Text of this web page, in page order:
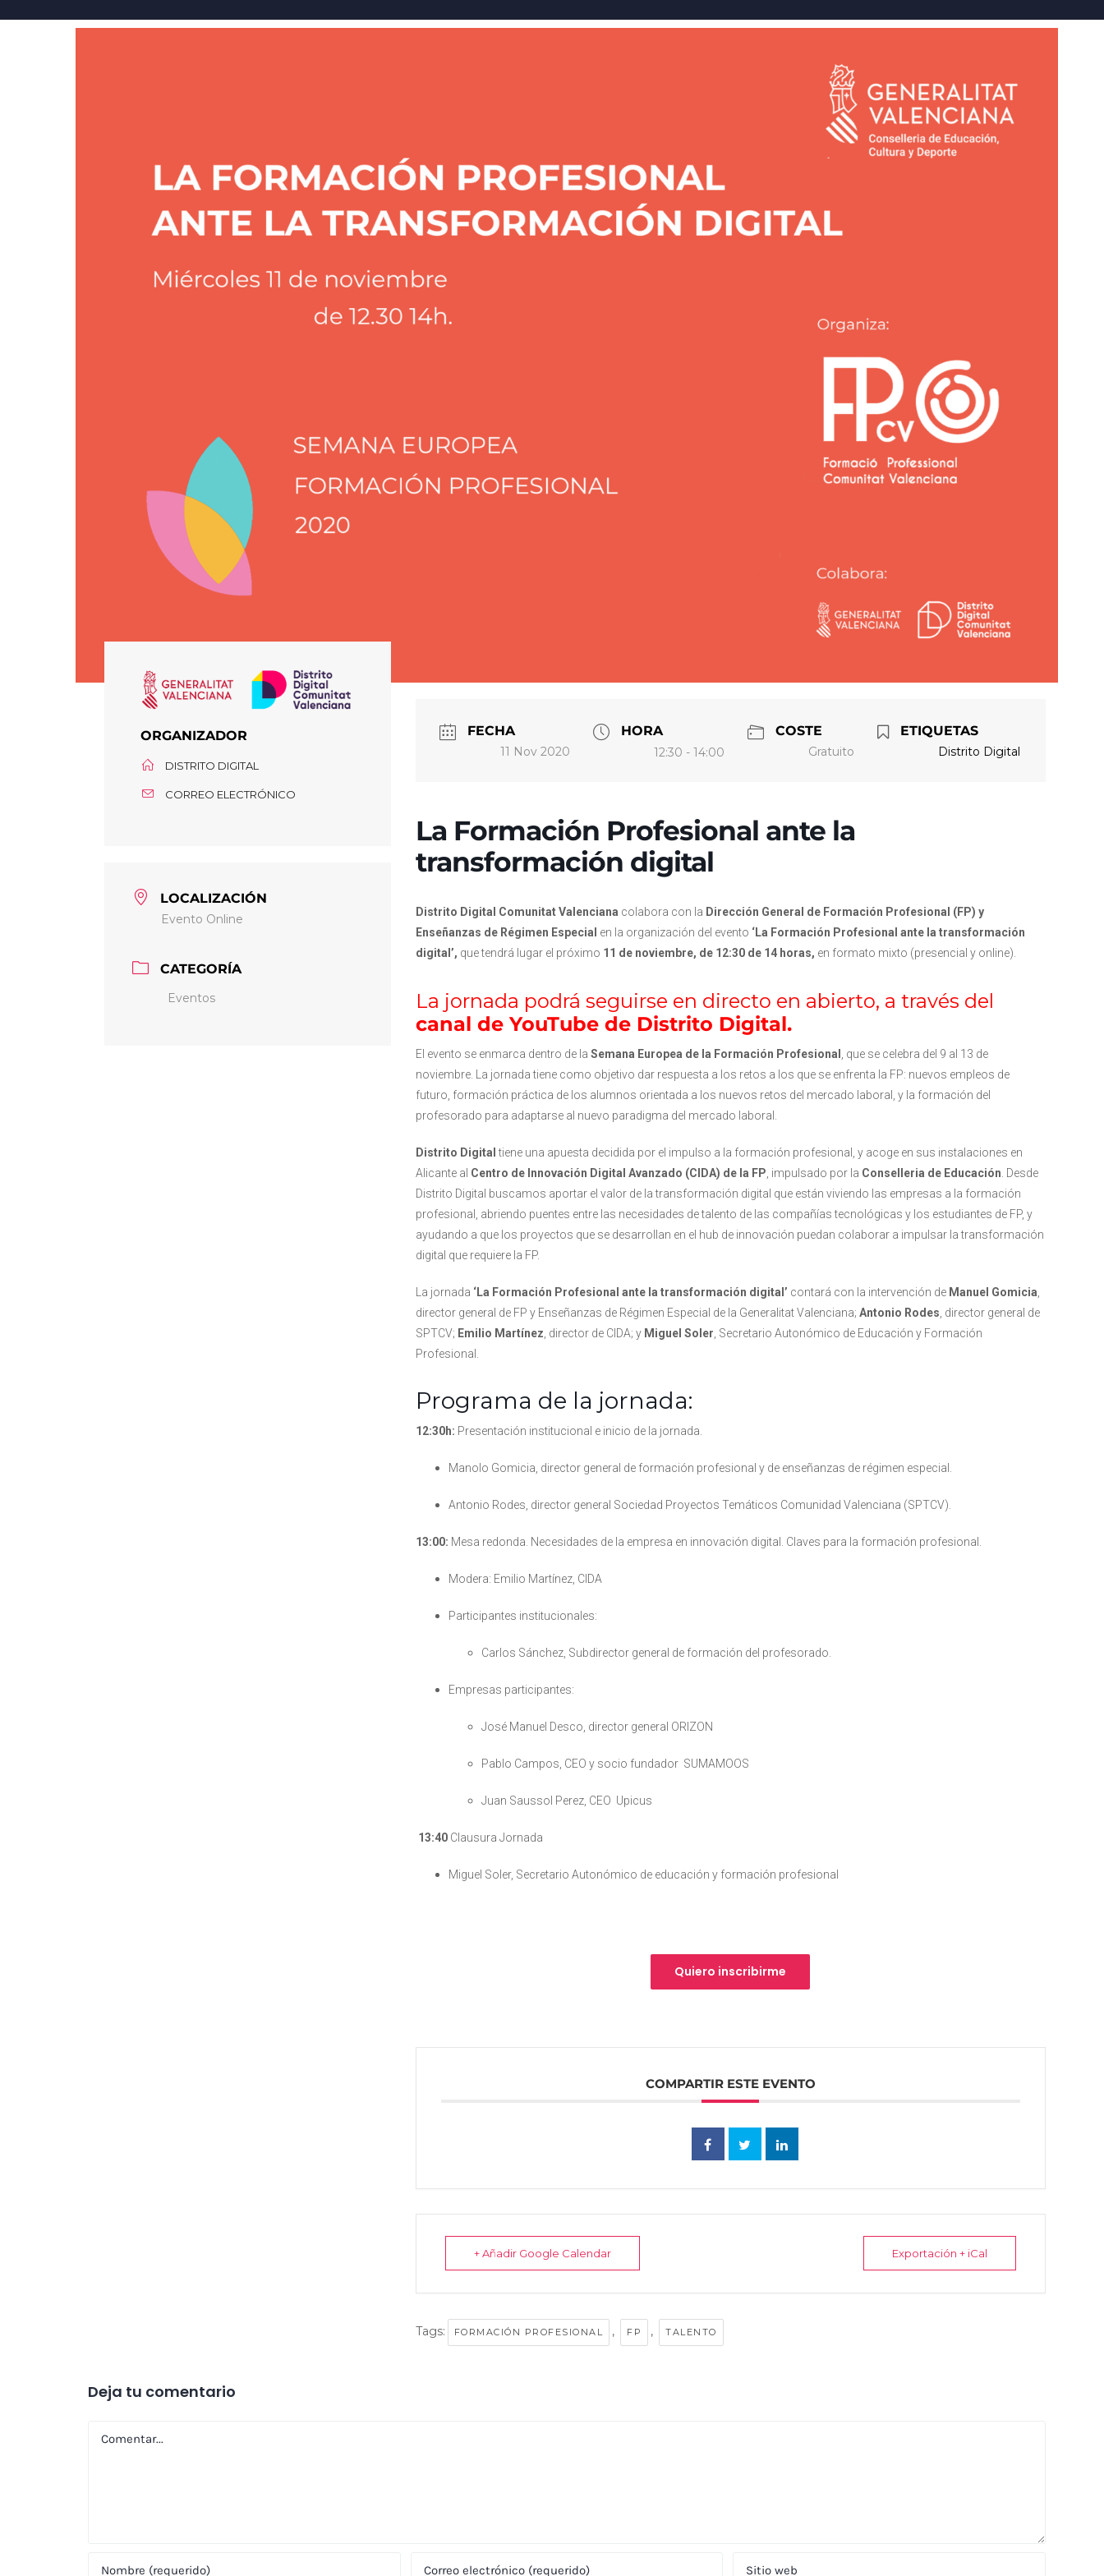
ORGANIZADOR
DISTRITO DIGITAL
CORREO ELECTRÓNICO
LOCALIZACIÓN
Evento Online
CATEGORÍA
Eventos
FECHA
11 Nov 2020
HORA
12:30 - 14:00
COSTE
Gratuito
ETIQUETAS
Distrito Digital
La Formación Profesional ante la
transformación digital
Distrito Digital Comunitat Valenciana colabora con la Dirección General de Formación Profesional (FP) y
Enseñanzas de Régimen Especial en la organización del evento ‘La Formación Profesional ante la transformación
digital’, que tendrá lugar el próximo 11 de noviembre, de 12:30 de 14 horas, en formato mixto (presencial y online).
La jornada podrá seguirse en directo en abierto, a través del
canal de YouTube de Distrito Digital.
El evento se enmarca dentro de la Semana Europea de la Formación Profesional , que se celebra del 9 al 13 de
noviembre. La jornada tiene como objetivo dar respuesta a los retos a los que se enfrenta la FP: nuevos empleos de
futuro, formación práctica de los alumnos orientada a los nuevos retos del mercado laboral, y la formación del
profesorado para adaptarse al nuevo paradigma del mercado laboral.
Distrito Digital tiene una apuesta decidida por el impulso a la formación profesional, y acoge en sus instalaciones en
Alicante al Centro de Innovación Digital Avanzado (CIDA) de la FP, impulsado por la Conselleria de Educación. Desde
Distrito Digital buscamos aportar el valor de la transformación digital que están viviendo las empresas a la formación
profesional, abriendo puentes entre las necesidades de talento de las compañías tecnológicas y los estudiantes de FP, y
ayudando a que los proyectos que se desarrollan en el hub de innovación puedan colaborar a impulsar la transformación
digital que requiere la FP.
La jornada ‘La Formación Profesional ante la transformación digital’ contará con la intervención de Manuel Gomicia,
director general de FP y Enseñanzas de Régimen Especial de la Generalitat Valenciana; Antonio Rodes, director general de
SPTCV; Emilio Martínez, director de CIDA; y Miguel Soler, Secretario Autonómico de Educación y Formación
Profesional.
Programa de la jornada:
12:30h: Presentación institucional e inicio de la jornada.
Manolo Gomicia, director general de formación profesional y de enseñanzas de régimen especial.
Antonio Rodes, director general Sociedad Proyectos Temáticos Comunidad Valenciana (SPTCV).
13:00: Mesa redonda. Necesidades de la empresa en innovación digital. Claves para la formación profesional.
Modera: Emilio Martínez, CIDA
Participantes institucionales:
Carlos Sánchez, Subdirector general de formación del profesorado.
Empresas participantes:
José Manuel Desco, director general ORIZON
Pablo Campos, CEO y socio fundador SUMAMOOS
Juan Saussol Perez, CEO Upicus
13:40Clausura Jornada
Miguel Soler, Secretario Autonómico de educación y formación profesional
Quiero inscribirme
COMPARTIR ESTE EVENTO
+ Añadir Google Calendar Exportación + iCal
Tags: FORMACIÓN PROFESIONAL , FP , TALENTO
Deja tu comentario
Comentar